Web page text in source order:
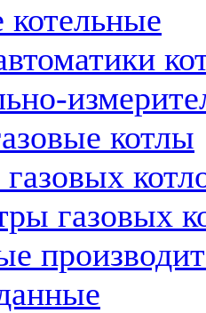
котельные
котлы
газовых